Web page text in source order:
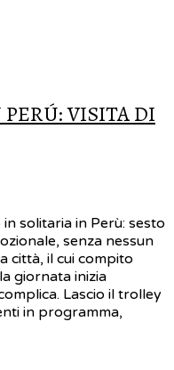
VISITA DI
solitaria in Perù: sesto
senza nessun
città, il cui compito
giornata inizia
Lascio il trolley
in programma,